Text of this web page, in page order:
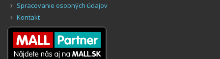
Spracovanie osobných údajov
Kontakt